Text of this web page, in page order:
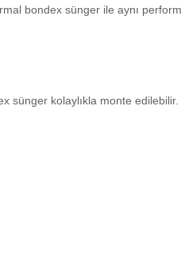
bondex sünger ile aynı
sünger kolaylıkla monte